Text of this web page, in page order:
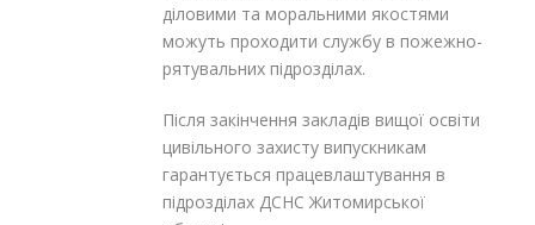
діловими та моральними якостями
можуть проходити службу в пожежно-
рятувальних підрозділах.
Після закінчення закладів вищої освіти
цивільного захисту випускникам
гарантується працевлаштування в
підрозділах ДСНС Житомирської